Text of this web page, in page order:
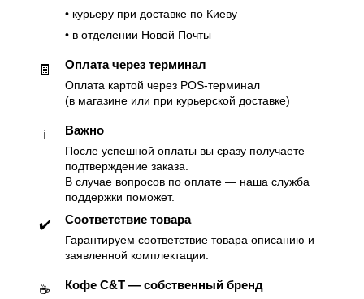
• курьеру при доставке по Киеву
• в отделении Новой Почты
🧾 Оплата через терминал
Оплата картой через POS-терминал
(в магазине или при курьерской доставке)
ℹ️ Важно
После успешной оплаты вы сразу получаете
подтверждение заказа.
В случае вопросов по оплате — наша служба
поддержки поможет.
✔️ Соответствие товара
Гарантируем соответствие товара описанию и
заявленной комплектации.
☕️ Кофе C&T — собственный бренд